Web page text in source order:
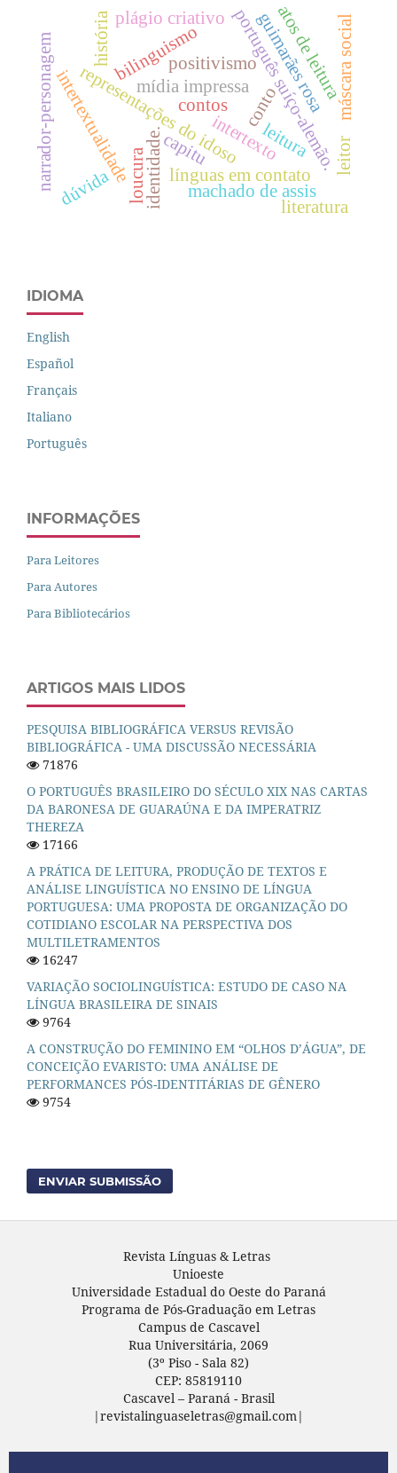
representações do idoso
mídia impressa
identidade. línguas em contato
bilinguismo português suíço-alemão.
intertextualidade
plágio criativo
machado de assis
contos
loucura
conto
história positivismoguimarães rosa
capitu
dúvida
intertexto
narrador-personagem atos de leitura
leitor
máscara social
literatura
leitura
IDIOMA
English
Español
Français
Italiano
Português
INFORMAÇÕES
Para Leitores
Para Autores
Para Bibliotecários
ARTIGOS MAIS LIDOS
PESQUISA BIBLIOGRÁFICA VERSUS REVISÃO
BIBLIOGRÁFICA - UMA DISCUSSÃO NECESSÁRIA
71876
O PORTUGUÊS BRASILEIRO DO SÉCULO XIX NAS CARTAS
DA BARONESA DE GUARAÚNA E DA IMPERATRIZ
THEREZA
17166
A PRÁTICA DE LEITURA, PRODUÇÃO DE TEXTOS E
ANÁLISE LINGUÍSTICA NO ENSINO DE LÍNGUA
PORTUGUESA: UMA PROPOSTA DE ORGANIZAÇÃO DO
COTIDIANO ESCOLAR NA PERSPECTIVA DOS
MULTILETRAMENTOS
16247
VARIAÇÃO SOCIOLINGUÍSTICA: ESTUDO DE CASO NA
LÍNGUA BRASILEIRA DE SINAIS
9764
A CONSTRUÇÃO DO FEMININO EM “OLHOS D’ÁGUA”, DE
CONCEIÇÃO EVARISTO: UMA ANÁLISE DE
PERFORMANCES PÓS-IDENTITÁRIAS DE GÊNERO
9754
ENVIAR SUBMISSÃO
Revista Línguas & Letras
Unioeste
Universidade Estadual do Oeste do Paraná
Programa de Pós-Graduação em Letras
Campus de Cascavel
Rua Universitária, 2069
(3º Piso - Sala 82)
CEP: 85819110
Cascavel – Paraná - Brasil
|revistalinguaseletras@gmail.com|